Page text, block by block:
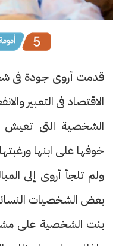
قدمت أروى جودة فى
الاقتصاد فى التعبير
الشخصية التى
خوفها على ابنها
ولم تلجأ أروى إلى
بعض الشخصيات
بنت الشخصية على